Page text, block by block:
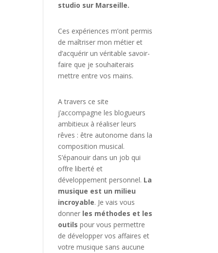
studio sur Marseille.
Ces expériences m’ont permis
de maîtriser mon métier et
d’acquérir un véritable savoir-
faire que je souhaiterais
mettre entre vos mains.
A travers ce site
j’accompagne les blogueurs
ambitieux à réaliser leurs
rêves : être autonome dans la
composition musical.
S’épanouir dans un job qui
offre liberté et
développement personnel. La
musique est un milieu
incroyable. Je vais vous
donner les méthodes et les
outils pour vous permettre
de développer vos affaires et
votre musique sans aucune